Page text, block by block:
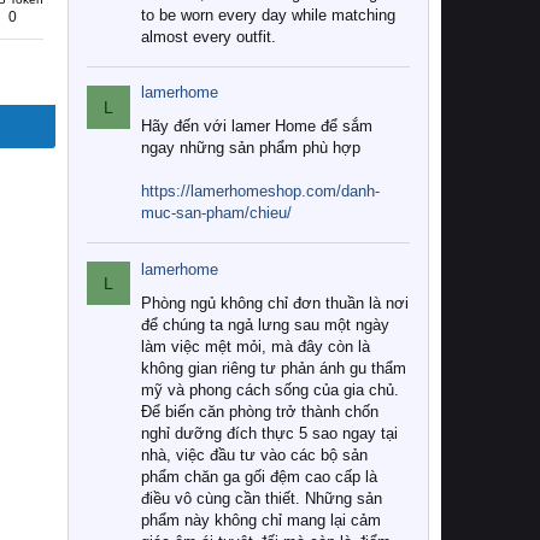
0
to be worn every day while matching
almost every outfit.
L
lamerhome
Hãy đến với lamer Home để sắm
ngay những sản phẩm phù hợp
https://lamerhomeshop.com/danh-
muc-san-pham/chieu/
L
lamerhome
Phòng ngủ không chỉ đơn thuần là nơi
để chúng ta ngả lưng sau một ngày
làm việc mệt mỏi, mà đây còn là
không gian riêng tư phản ánh gu thẩm
mỹ và phong cách sống của gia chủ.
Để biến căn phòng trở thành chốn
nghỉ dưỡng đích thực 5 sao ngay tại
nhà, việc đầu tư vào các bộ sản
phẩm chăn ga gối đệm cao cấp là
điều vô cùng cần thiết. Những sản
phẩm này không chỉ mang lại cảm